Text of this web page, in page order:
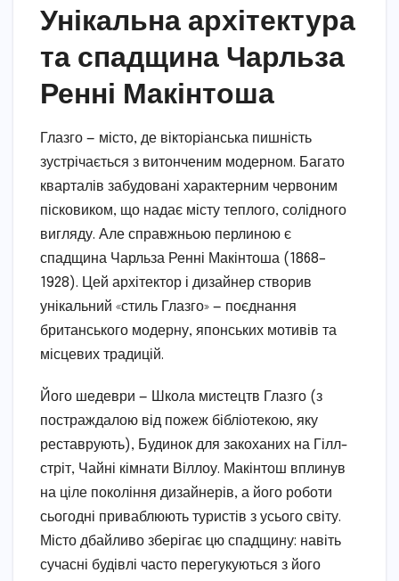
Унікальна архітектура
та спадщина Чарльза
Ренні Макінтоша
Глазго — місто, де вікторіанська пишність
зустрічається з витонченим модерном. Багато
кварталів забудовані характерним червоним
пісковиком, що надає місту теплого, солідного
вигляду. Але справжньою перлиною є
спадщина Чарльза Ренні Макінтоша (1868–
1928). Цей архітектор і дизайнер створив
унікальний «стиль Глазго» — поєднання
британського модерну, японських мотивів та
місцевих традицій.
Його шедеври — Школа мистецтв Глазго (з
постраждалою від пожеж бібліотекою, яку
реставрують), Будинок для закоханих на Гілл-
стріт, Чайні кімнати Віллоу. Макінтош вплинув
на ціле покоління дизайнерів, а його роботи
сьогодні приваблюють туристів з усього світу.
Місто дбайливо зберігає цю спадщину: навіть
сучасні будівлі часто перегукуються з його